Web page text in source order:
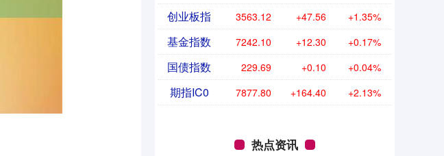
创业板指 3563.12 +47.56 +1.35%
基金指数 7242.10 +12.30 +0.17%
国债指数 229.69 +0.10 +0.04%
期指IC0 7877.80 +164.40 +2.13%
热点资讯